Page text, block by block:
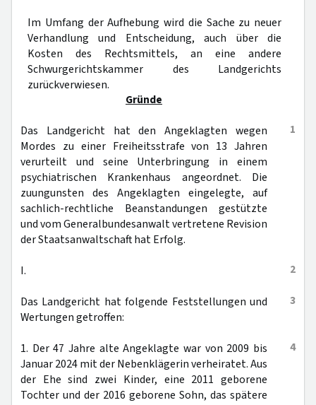
Im Umfang der Aufhebung wird die Sache zu neuer
Verhandlung und Entscheidung, auch über die
Kosten des Rechtsmittels, an eine andere
Schwurgerichtskammer des Landgerichts
zurückverwiesen.
Gründe
1
Das Landgericht hat den Angeklagten wegen
Mordes zu einer Freiheitsstrafe von 13 Jahren
verurteilt und seine Unterbringung in einem
psychiatrischen Krankenhaus angeordnet. Die
zuungunsten des Angeklagten eingelegte, auf
sachlich-rechtliche Beanstandungen gestützte
und vom Generalbundesanwalt vertretene Revision
der Staatsanwaltschaft hat Erfolg.
2
I.
3
Das Landgericht hat folgende Feststellungen und
Wertungen getroffen:
4
1. Der 47 Jahre alte Angeklagte war von 2009 bis
Januar 2024 mit der Nebenklägerin verheiratet. Aus
der Ehe sind zwei Kinder, eine 2011 geborene
Tochter und der 2016 geborene Sohn, das spätere